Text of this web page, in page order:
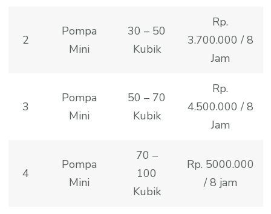
2
Pompa
Mini
30 – 50
Kubik
Rp.
3.700.000 / 8
Jam
3
Pompa
Mini
50 – 70
Kubik
Rp.
4.500.000 / 8
Jam
4
Pompa
Mini
70 –
100
Kubik
Rp. 5000.000
/ 8 jam